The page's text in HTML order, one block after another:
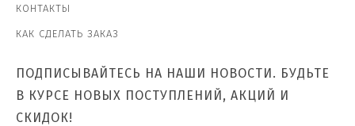
КОНТАКТЫ
КАК СДЕЛАТЬ ЗАКАЗ
ПОДПИСЫВАЙТЕСЬ НА НАШИ НОВОСТИ. БУДЬТЕ
В КУРСЕ НОВЫХ ПОСТУПЛЕНИЙ, АКЦИЙ И
СКИДОК!